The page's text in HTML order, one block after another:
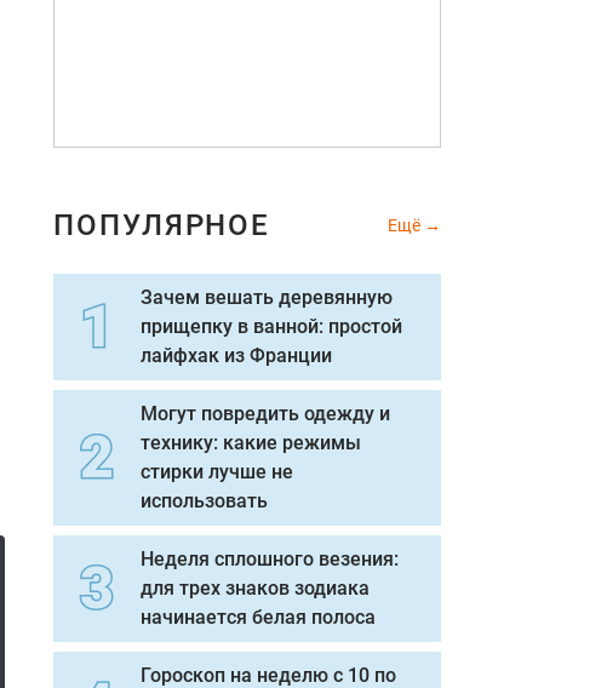
ПОПУЛЯРНОЕ Ещё
Зачем вешать деревянную
прищепку в ванной: простой
лайфхак из Франции
Могут повредить одежду и
технику: какие режимы
стирки лучше не
использовать
Неделя сплошного везения:
для трех знаков зодиака
начинается белая полоса
Гороскоп на неделю с 10 по